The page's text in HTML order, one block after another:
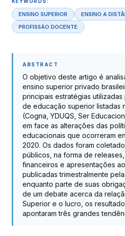
ENSINO SUPERIOR
ENSINO A
PROFISSÃO DOCENTE
ABSTRACT
O objetivo deste artigo é
ensino superior privado
principais estratégias
de educação superior listadas
(Cogna, YDUQS, Ser
em face as alterações das
educacionais que ocorreram
2020. Os dados foram
públicos, na forma de
financeiros e apresentações
publicadas trimestralmente
enquanto parte de suas
de um debate acerca da
Superior e o lucro, os
apontaram três grandes